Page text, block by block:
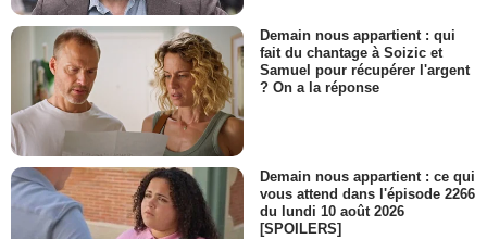
Demain nous appartient : qui
fait du chantage à Soizic et
Samuel pour récupérer l'argent
? On a la réponse
Demain nous appartient : ce qui
vous attend dans l'épisode 2266
du lundi 10 août 2026
[SPOILERS]